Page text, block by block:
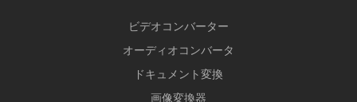
ビデオコンバーター
オーディオコンバータ
ドキュメント変換
画像変換器